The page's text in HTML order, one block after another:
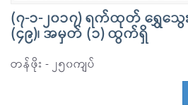
(၇-၁-၂၀၁၇) ရက်ထုတ် ရွှေသွ
(၄၉)၊ အမှတ် (၁) ထွက်ရှိ
တန်ဖိုး - ၂၅၀ကျပ်